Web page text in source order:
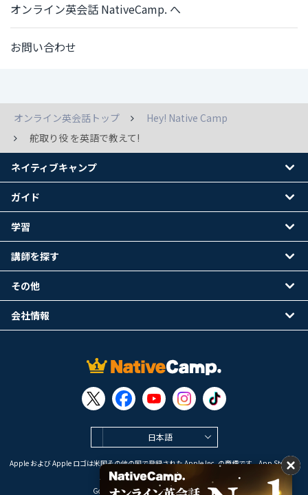
オンライン英会話 NativeCamp. へ
お問い合わせ
オンライン英会話トップ
Hey! Native Camp
舵取り役 を英語で教えて!
日本語
Apple および Apple ロゴは米国その他の国で登録された Apple Inc. の商標です。App Store は
Apple Inc. のサービスマークです。
Google Play は Google LLC の商標です。
ネイティブキャンプ
ガイド
学習
講師を探す
その他
会社情報